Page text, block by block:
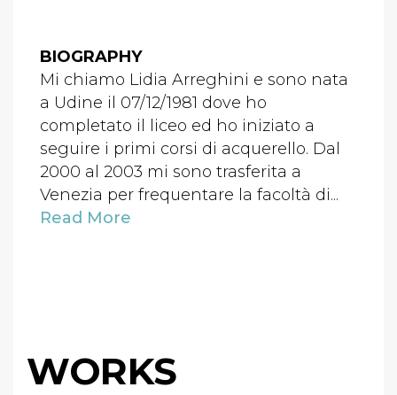
BIOGRAPHY
Mi chiamo Lidia Arreghini e sono nata
a Udine il 07/12/1981 dove ho
completato il liceo ed ho iniziato a
seguire i primi corsi di acquerello. Dal
2000 al 2003 mi sono trasferita a
Venezia per frequentare la facoltà di...
Read More
WORKS